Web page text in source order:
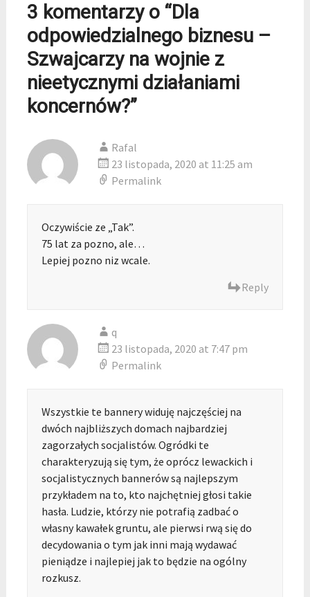
3 komentarzy o “Dla
odpowiedzialnego biznesu –
Szwajcarzy na wojnie z
nieetycznymi działaniami
koncernów?”
Rafal
23 listopada, 2020 at 11:25 am
Permalink
Oczywiście ze „Tak”.
75 lat za pozno, ale…
Lepiej pozno niz wcale.
Reply
q
23 listopada, 2020 at 7:47 pm
Permalink
Wszystkie te bannery widuję najczęściej na
dwóch najbliższych domach najbardziej
zagorzałych socjalistów. Ogródki te
charakteryzują się tym, że oprócz lewackich i
socjalistycznych bannerów są najlepszym
przykładem na to, kto najchętniej głosi takie
hasła. Ludzie, którzy nie potrafią zadbać o
własny kawałek gruntu, ale pierwsi rwą się do
decydowania o tym jak inni mają wydawać
pieniądze i najlepiej jak to będzie na ogólny
rozkusz.